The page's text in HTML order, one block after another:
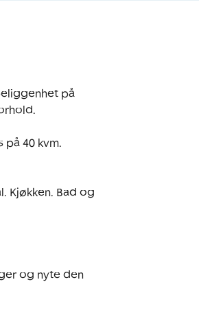
på
på 40 kvm.
Kjøkken. Bad og
og nyte den